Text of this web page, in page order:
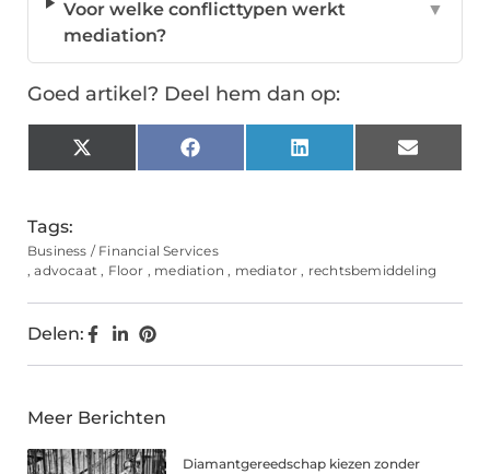
Voor welke conflicttypen werkt
mediation?
▼
Goed artikel? Deel hem dan op:
X
(Twitter)
Facebook LinkedIn Email
Tags:
Business / Financial Services
,advocaat , Floor , mediation , mediator , rechtsbemiddeling
Delen:
Meer Berichten
Diamantgereedschap kiezen zonder